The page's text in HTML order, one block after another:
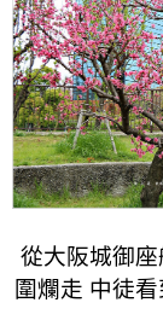
從大阪城御
圍爛走 中徒